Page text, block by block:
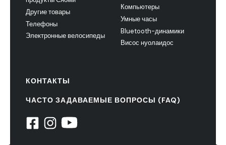
Другие товары
Телефоны
Электронные велосипеды
Компьютеры
Умные часы
Bluetooth-динамики
Висос нуолаидос
КОНТАКТЫ
ЧАСТО ЗАДАВАЕМЫЕ ВОПРОСЫ (FAQ)